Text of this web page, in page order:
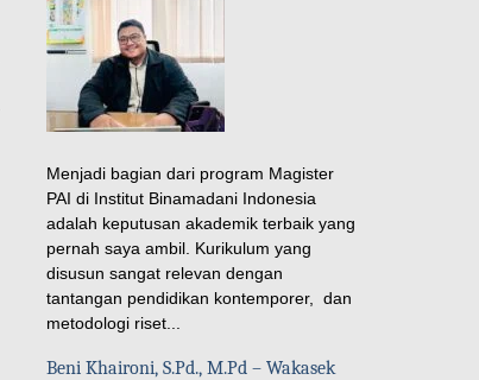
Menjadi bagian dari program Magister
PAI di Institut Binamadani Indonesia
adalah keputusan akademik terbaik yang
pernah saya ambil. Kurikulum yang
disusun sangat relevan dengan
tantangan pendidikan kontemporer, dan
metodologi riset...
Beni Khaironi, S.Pd., M.Pd – Wakasek